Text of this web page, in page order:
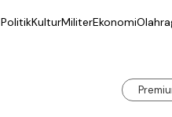
PolitikKulturMiliterEkonomi